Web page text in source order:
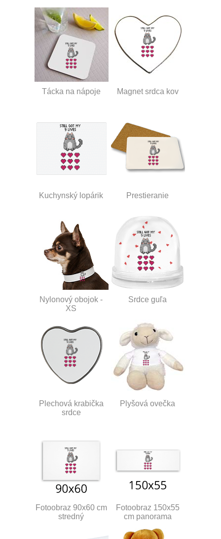
Tácka na nápoje Magnet srdca kov
Kuchynský lopárik Prestieranie
Nylonový obojok -
XS
Srdce guľa
Plechová krabička
srdce
Plyšová ovečka
Fotoobraz 90x60 cm
stredný
Fotoobraz 150x55
cm panorama